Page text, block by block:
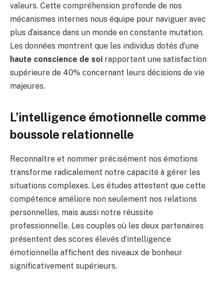
valeurs. Cette compréhension profonde de nos
mécanismes internes nous équipe pour naviguer avec
plus d’aisance dans un monde en constante mutation.
Les données montrent que les individus dotés d’une
haute conscience de soi rapportent une satisfaction
supérieure de 40% concernant leurs décisions de vie
majeures.
L’intelligence émotionnelle comme
boussole relationnelle
Reconnaître et nommer précisément nos émotions
transforme radicalement notre capacité à gérer les
situations complexes. Les études attestent que cette
compétence améliore non seulement nos relations
personnelles, mais aussi notre réussite
professionnelle. Les couples où les deux partenaires
présentent des scores élevés d’intelligence
émotionnelle affichent des niveaux de bonheur
significativement supérieurs.